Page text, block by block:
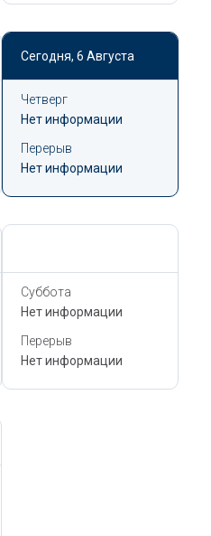
Сегодня, 6 Августа
Четверг
Нет информации
Перерыв
Нет информации
Суббота
Нет информации
Перерыв
Нет информации